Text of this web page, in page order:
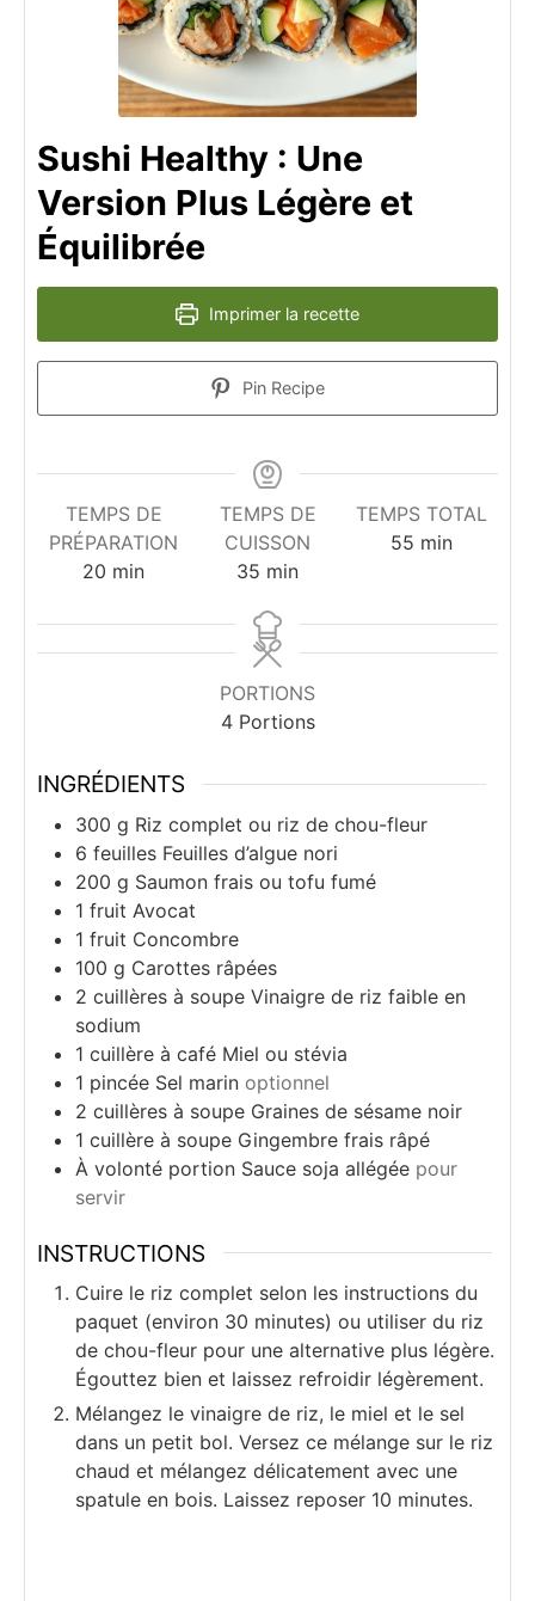
Sushi Healthy : Une
Version Plus Légère et
Équilibrée
Imprimer la recette
Pin Recipe
TEMPS DE
PRÉPARATION
20 minutes
min
TEMPS DE
CUISSON
35 minutes
min
TEMPS TOTAL
55minutes
min
PORTIONS
4 Portions
INGRÉDIENTS
300 g Riz complet ou riz de chou-fleur
6 feuilles Feuilles d’algue nori
200 g Saumon frais ou tofu fumé
1 fruit Avocat
1 fruit Concombre
100 g Carottes râpées
2 cuillères à soupe Vinaigre de riz faible en
sodium
1 cuillère à café Miel ou stévia
1 pincée Sel marin optionnel
2 cuillères à soupe Graines de sésame noir
1 cuillère à soupe Gingembre frais râpé
À volonté portion Sauce soja allégée pour
servir
INSTRUCTIONS
Cuire le riz complet selon les instructions du
paquet (environ 30 minutes) ou utiliser du riz
de chou-fleur pour une alternative plus légère.
Égouttez bien et laissez refroidir légèrement.
Mélangez le vinaigre de riz, le miel et le sel
dans un petit bol. Versez ce mélange sur le riz
chaud et mélangez délicatement avec une
spatule en bois. Laissez reposer 10 minutes.